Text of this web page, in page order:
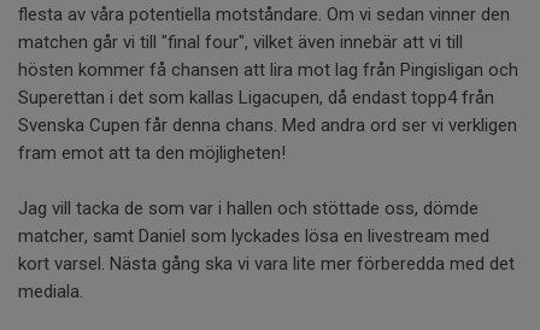
flesta av våra potentiella motståndare. Om vi sedan vinner den
matchen går vi till "final four", vilket även innebär att vi till
hösten kommer få chansen att lira mot lag från Pingisligan och
Superettan i det som kallas Ligacupen, då endast topp4 från
Svenska Cupen får denna chans. Med andra ord ser vi verkligen
fram emot att ta den möjligheten!
Jag vill tacka de som var i hallen och stöttade oss, dömde
matcher, samt Daniel som lyckades lösa en livestream med
kort varsel. Nästa gång ska vi vara lite mer förberedda med det
mediala.